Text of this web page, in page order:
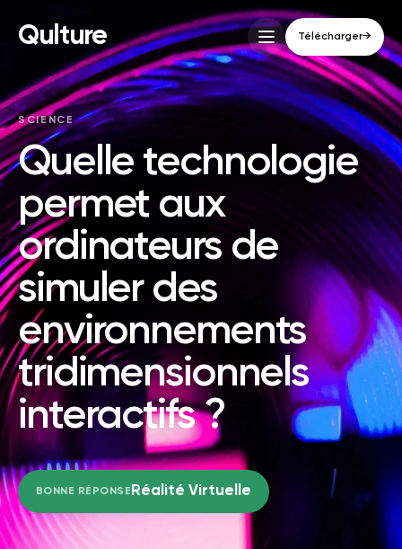
Qulture Télécharger→
SCIENCE
Quelle technologie
permet aux
ordinateurs de
simuler des
environnements
tridimensionnels
interactifs ?
BONNE RÉPONSE Réalité Virtuelle